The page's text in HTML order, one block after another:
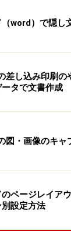
（word）で隠し
差し込み印刷の
タで文書作成
図・画像のキャ
のページレイア
設定方法